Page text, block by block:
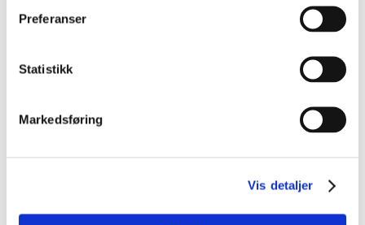
Preferanser
Statistikk
Markedsføring
Vis detaljer